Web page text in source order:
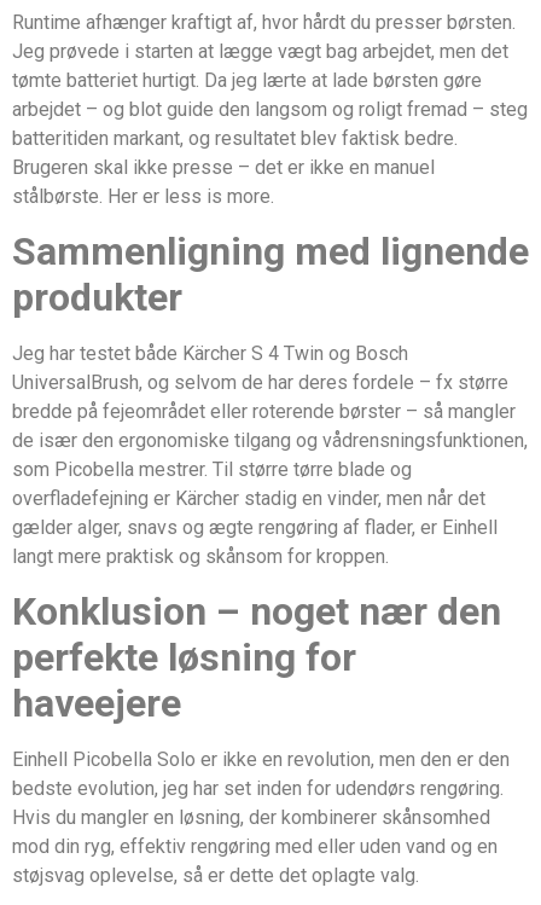
Runtime afhænger kraftigt af, hvor hårdt du presser børsten.
Jeg prøvede i starten at lægge vægt bag arbejdet, men det
tømte batteriet hurtigt. Da jeg lærte at lade børsten gøre
arbejdet – og blot guide den langsom og roligt fremad – steg
batteritiden markant, og resultatet blev faktisk bedre.
Brugeren skal ikke presse – det er ikke en manuel
stålbørste. Her er less is more.
Sammenligning med lignende
produkter
Jeg har testet både Kärcher S 4 Twin og Bosch
UniversalBrush, og selvom de har deres fordele – fx større
bredde på fejeområdet eller roterende børster – så mangler
de især den ergonomiske tilgang og vådrensningsfunktionen,
som Picobella mestrer. Til større tørre blade og
overfladefejning er Kärcher stadig en vinder, men når det
gælder alger, snavs og ægte rengøring af flader, er Einhell
langt mere praktisk og skånsom for kroppen.
Konklusion – noget nær den
perfekte løsning for
haveejere
Einhell Picobella Solo er ikke en revolution, men den er den
bedste evolution, jeg har set inden for udendørs rengøring.
Hvis du mangler en løsning, der kombinerer skånsomhed
mod din ryg, effektiv rengøring med eller uden vand og en
støjsvag oplevelse, så er dette det oplagte valg.